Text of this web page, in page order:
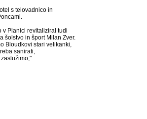
s telovadnico in
v Planici revitaliziral tudi
šolstvo in šport Milan Zver.
Bloudkovi stari velikanki,
sanirati,